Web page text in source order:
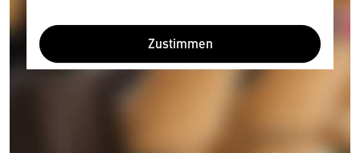
Zustimmen